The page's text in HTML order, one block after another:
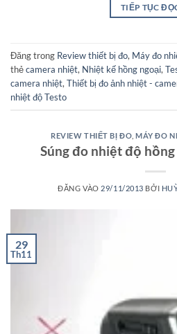
TIẾP TỤC
Đăng trong Review thiết bị đo, Máy đo
thẻcamera nhiệt, Nhiệt kế hồng ngoại,
camera nhiệt, Thiết bị đo ảnh nhiệt -
nhiệt độ Testo
REVIEW THIẾT BỊ ĐO ,MÁY ĐO
Súng đo nhiệt độ
ĐĂNG VÀO 29/11/2013 BỞI
29
Th11